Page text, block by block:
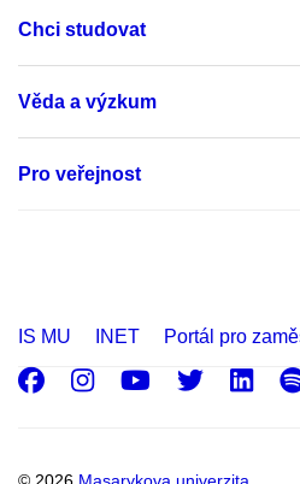
Chci studovat
Věda a výzkum
Pro veřejnost
IS MU INET Portál pro
Facebook
Instagram
Youtube